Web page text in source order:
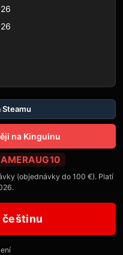
Steamu
na Kinguinu
(objednávky do 100 €). Platí
češtinu